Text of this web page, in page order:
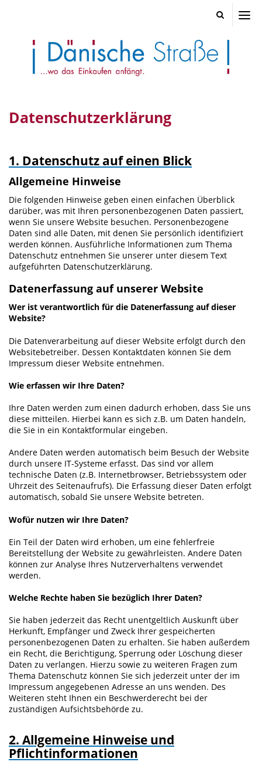
Datenschutzerklärung
1. Datenschutz auf einen Blick
Allgemeine Hinweise
Die folgenden Hinweise geben einen einfachen Überblick
darüber, was mit Ihren personenbezogenen Daten passiert,
wenn Sie unsere Website besuchen. Personenbezogene
Daten sind alle Daten, mit denen Sie persönlich identifiziert
werden können. Ausführliche Informationen zum Thema
Datenschutz entnehmen Sie unserer unter diesem Text
aufgeführten Datenschutzerklärung.
Datenerfassung auf unserer Website
Wer ist verantwortlich für die Datenerfassung auf dieser
Website?
Die Datenverarbeitung auf dieser Website erfolgt durch den
Websitebetreiber. Dessen Kontaktdaten können Sie dem
Impressum dieser Website entnehmen.
Wie erfassen wir Ihre Daten?
Ihre Daten werden zum einen dadurch erhoben, dass Sie uns
diese mitteilen. Hierbei kann es sich z.B. um Daten handeln,
die Sie in ein Kontaktformular eingeben.
Andere Daten werden automatisch beim Besuch der Website
durch unsere IT-Systeme erfasst. Das sind vor allem
technische Daten (z.B. Internetbrowser, Betriebssystem oder
Uhrzeit des Seitenaufrufs). Die Erfassung dieser Daten erfolgt
automatisch, sobald Sie unsere Website betreten.
Wofür nutzen wir Ihre Daten?
Ein Teil der Daten wird erhoben, um eine fehlerfreie
Bereitstellung der Website zu gewährleisten. Andere Daten
können zur Analyse Ihres Nutzerverhaltens verwendet
werden.
Welche Rechte haben Sie bezüglich Ihrer Daten?
Sie haben jederzeit das Recht unentgeltlich Auskunft über
Herkunft, Empfänger und Zweck Ihrer gespeicherten
personenbezogenen Daten zu erhalten. Sie haben außerdem
ein Recht, die Berichtigung, Sperrung oder Löschung dieser
Daten zu verlangen. Hierzu sowie zu weiteren Fragen zum
Thema Datenschutz können Sie sich jederzeit unter der im
Impressum angegebenen Adresse an uns wenden. Des
Weiteren steht Ihnen ein Beschwerderecht bei der
zuständigen Aufsichtsbehörde zu.
2. Allgemeine Hinweise und
Pflichtinformationen